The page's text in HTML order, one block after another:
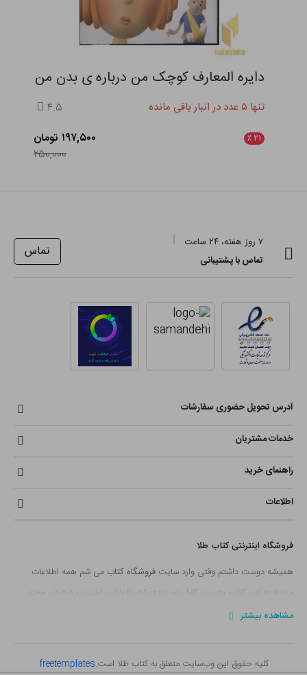
دایره المعارف کوچک من درباره ی بدن من
تنها ۵ عدد در انبار باقی مانده ۴.۵
۲۱ ٪
۱۹۷,۵۰۰ تومان
۲۵۰,۰۰۰
۷ روز هفته، ۲۴ ساعت
تماس با پشتیبانی
تماس
آدرس تحویل حضوری سفارشات
خدمات مشتریان
راهنمای خرید
اطلاعات
فروشگاه اینترنتی کتاب طلا
همیشه دوست داشتم وقتی وارد سایت فروشگاه کتاب می شم همه اطلاعات
مربوط به اون کتاب، بصورت کامل بهم داده بشه، تا با این اینترنت ضعیف، مجبور
نباشم صفحه ها رو جابجا کنم. همین فکر شده بود یک دغدغه ای که تعداد کمی از
مشاهده بیشتر
کلیه حقوق این وب‌سایت متعلق به کتاب طلا است.freetemplates